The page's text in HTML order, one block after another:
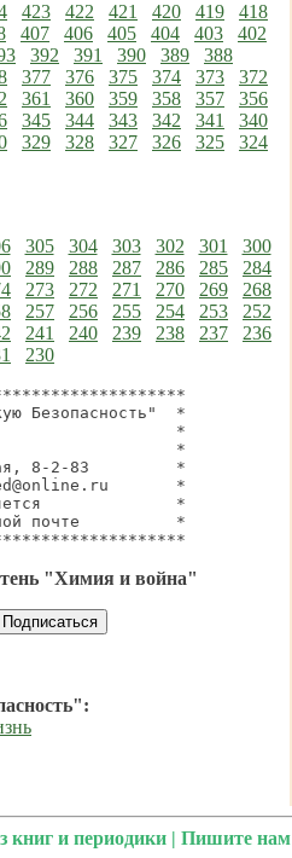
423 422 421 420 419
418
407 406 405 404 403
402
392 391 390 389
388
377 376 375 374 373
372
361 360 359 358 357
356
345 344 343 342 341
340
329 328 327 326 325
324
305 304 303 302 301
300
289 288 287 286 285
284
273 272 271 270 269
268
257 256 255 254 253
252
241 240 239 238 237
236
230
Безопасность"  *
*
*
8-2-83         *
*
*
почте          *
"Химия и война"
книг и периодики| Пишите нам